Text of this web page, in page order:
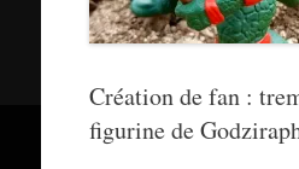
Création de fan :
figurine de